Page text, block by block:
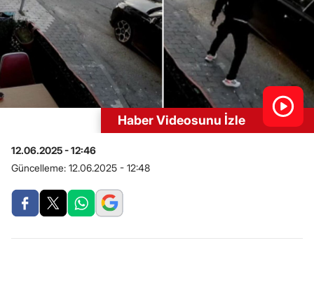
Haber Videosunu İzle
12.06.2025 - 12:46
Güncelleme: 12.06.2025 - 12:48